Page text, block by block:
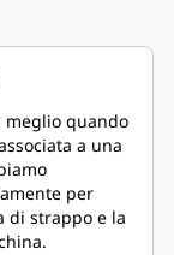
meglio quando
a una
per
di strappo e la